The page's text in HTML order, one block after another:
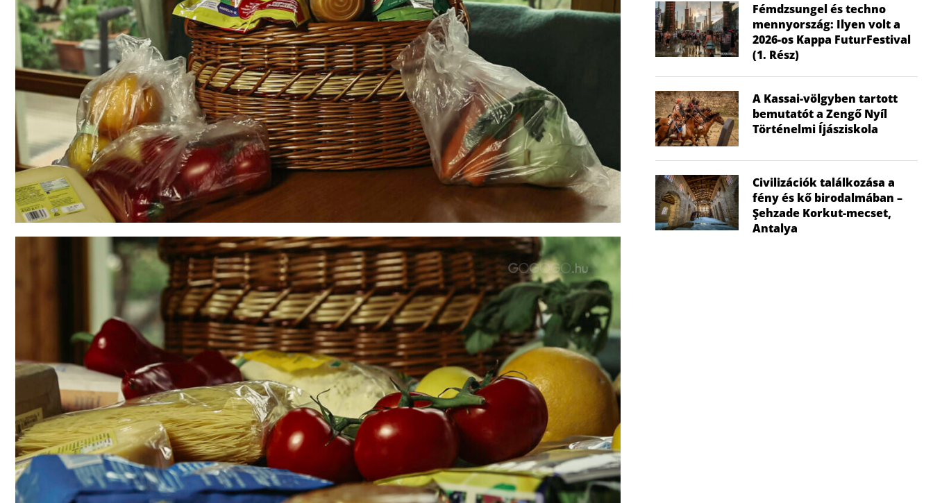
Fémdzsungel és techno
mennyország: Ilyen volt a
2026-os Kappa FuturFestival
(1. Rész)
A Kassai-völgyben tartott
bemutatót a Zengő Nyíl
Történelmi Íjásziskola
Civilizációk találkozása a
fény és kő birodalmában –
Şehzade Korkut-mecset,
Antalya